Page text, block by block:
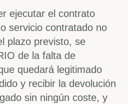
ejecutar el contrato
servicio contratado no
plazo previsto, se
de la falta de
quedará legitimado
y recibir la devolución
sin ningún coste, y